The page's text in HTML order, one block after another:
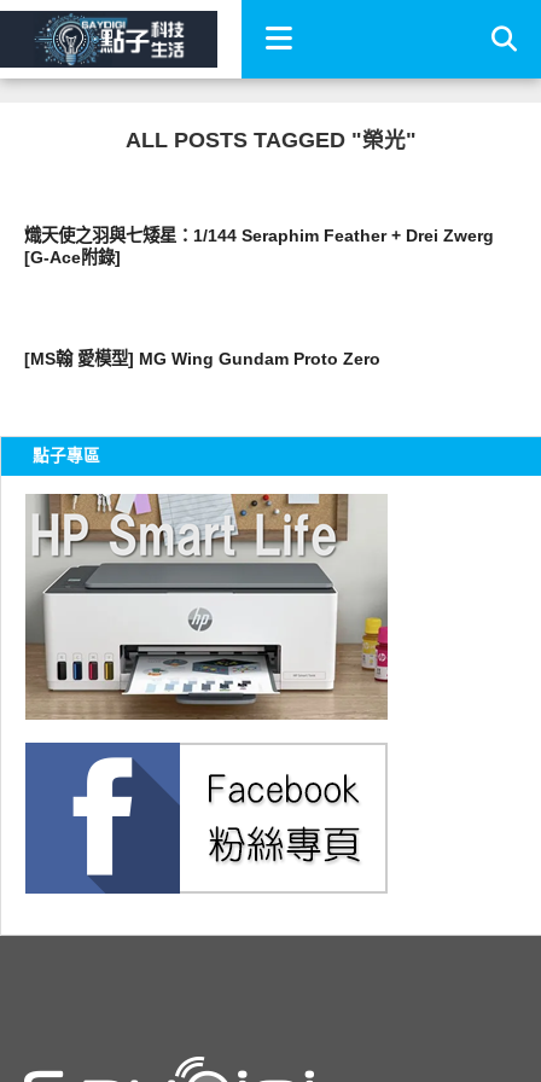
ALL POSTS TAGGED "榮光"
熾天使之羽與七矮星：1/144 Seraphim Feather + Drei Zwerg
[G-Ace附錄]
[MS翰 愛模型] MG Wing Gundam Proto Zero
點子專區